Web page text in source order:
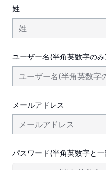
姓
ユーザー名(半角英数字のみ)
メールアドレス
パスワード(半角英数字と